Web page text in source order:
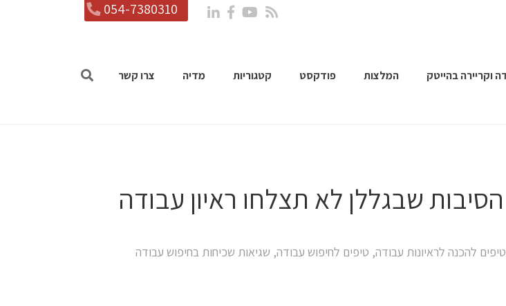
054-7380310
המלצות פודקסט קטגוריות מדיה צרו קשר
טיפים להכנה לראיונות עבודה, טיפים לחיפוש עבודה, שגיאות שכיחות בחיפוש עבודה